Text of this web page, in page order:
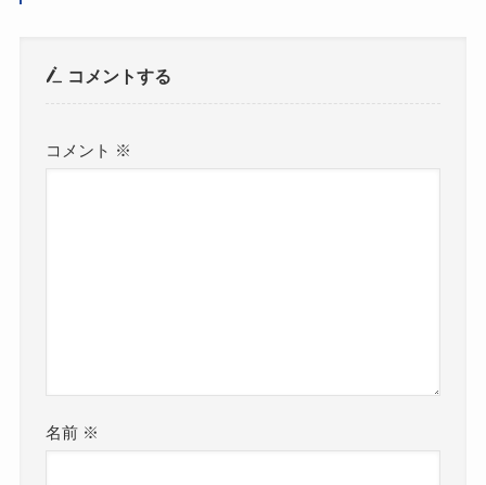
コメントする
コメント ※
名前 ※